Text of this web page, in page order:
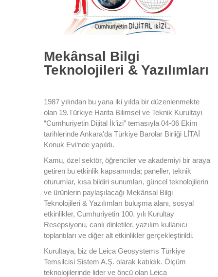
Mekânsal Bilgi
Teknolojileri & Yazılımları
1987 yılından bu yana iki yılda bir düzenlenmekte
olan 19.Türkiye Harita Bilimsel ve Teknik Kurultayı
“Cumhuriyetin Dijital İk’izi” temasıyla 04-06 Ekim
tarihlerinde Ankara'da Türkiye Barolar Birliği LİTAİ
Konuk Evi‘nde yapıldı.
Kamu, özel sektör, öğrenciler ve akademiyi bir araya
getiren bu etkinlik kapsamında; paneller, teknik
oturumlar, kısa bildiri sunumları, güncel teknolojilerin
ve ürünlerin paylaşılacağı Mekânsal Bilgi
Teknolojileri & Yazılımları buluşma alanı, sosyal
etkinlikler, Cumhuriyetin 100. yılı Kurultay
Resepsiyonu, canlı dinletiler, yazılım kullanıcı
toplantıları ve diğer alt etkinlikler gerçekleştirildi.
Kurultaya, biz de Leica Geosystems Türkiye
Temsilcisi Sistem A.Ş. olarak katıldık. Ölçüm
teknolojilerinde lider ve öncü olan Leica